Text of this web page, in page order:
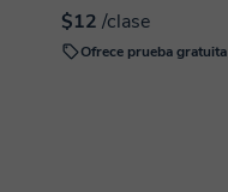
$12 /clase
Ofrece prueba gratuita